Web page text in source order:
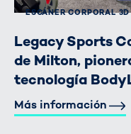
ESCÁNER CORPORAL 3D
Legacy Sports
de Milton,
tecnología
Más información